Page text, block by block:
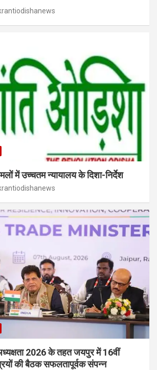
में उच्चतम न्यायालय के दिशा-निर्देश
2026 के तहत जयपुर में 16वीं
की बैठक सफलतापूर्वक संपन्न